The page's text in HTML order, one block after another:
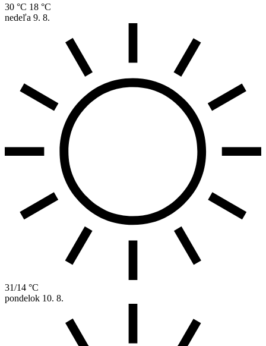
30 °C 18 °C
nedeľa 9. 8.
31/14 °C
pondelok 10. 8.